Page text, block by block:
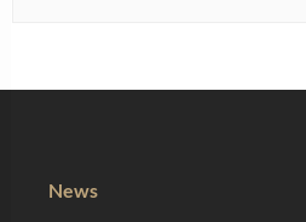
News